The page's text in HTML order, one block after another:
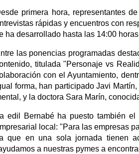
primera hora, representantes
rápidas y encuentros con
ha desarrollado hasta las 14:00
las ponencias programadas
titulada "Personaje vs
con el Ayuntamiento,
forma, han participado Javi
y la doctora Sara Marín,
edil Bernabé ha puesto también
local: "Para las empresas
que en una sola jornada tienen
a nuestras pymes a